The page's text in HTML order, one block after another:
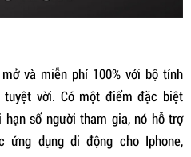
và miễn phí 100% với bộ tính
vời. Có một điểm đặc biệt
số người tham gia, nó hỗ trợ
dụng di động cho Iphone,